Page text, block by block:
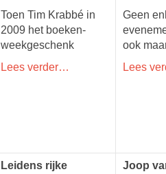
Toen Tim Krabbé in
2009 het boeken-
weekgeschenk
Lees verder…
Geen
ook
Lees
Leidens rijke
Joop